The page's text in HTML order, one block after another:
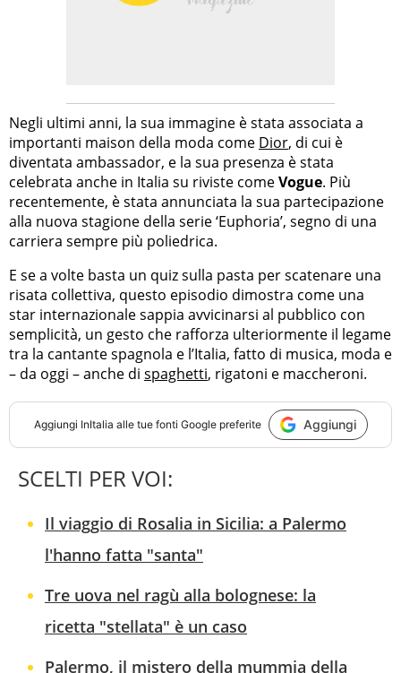
Negli ultimi anni, la sua immagine è stata associata a
importanti maison della moda come Dior, di cui è
diventata ambassador, e la sua presenza è stata
celebrata anche in Italia su riviste comeVogue. Più
recentemente, è stata annunciata la sua partecipazione
alla nuova stagione della serie ‘Euphoria’, segno di una
carriera sempre più poliedrica.
E se a volte basta un quiz sulla pasta per scatenare una
risata collettiva, questo episodio dimostra come una
star internazionale sappia avvicinarsi al pubblico con
semplicità, un gesto che rafforza ulteriormente il legame
tra la cantante spagnola e l’Italia, fatto di musica, moda e
– da oggi – anche di spaghetti, rigatoni e maccheroni.
Aggiungi InItalia alle tue fonti Google preferite Aggiungi
SCELTI PER VOI:
Il viaggio di Rosalia in Sicilia: a Palermo
l'hanno fatta "santa"
Tre uova nel ragù alla bolognese: la
ricetta "stellata" è un caso
Palermo, il mistero della mummia della